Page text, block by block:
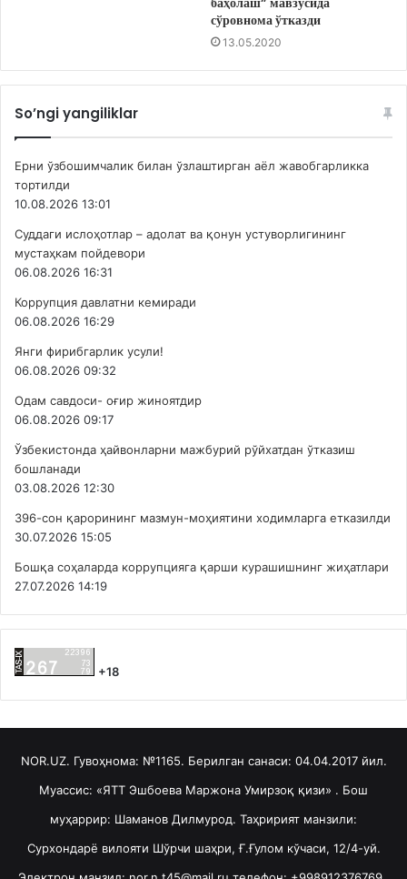
сўровнома ўтказди
13.05.2020
So’ngi yangiliklar
Ерни ўзбошимчалик билан ўзлаштирган аёл жавобгарликка
тортилди
10.08.2026 13:01
Суддаги ислоҳотлар – адолат ва қонун устуворлигининг
мустаҳкам пойдевори
06.08.2026 16:31
Коррупция давлатни кемиради
06.08.2026 16:29
Янги фирибгарлик усули!
06.08.2026 09:32
Одам савдоси- оғир жиноятдир
06.08.2026 09:17
Ўзбекистонда ҳайвонларни мажбурий рўйхатдан ўтказиш
бошланади
03.08.2026 12:30
396-сон қарорининг мазмун-моҳиятини ходимларга етказилди
30.07.2026 15:05
Бошқа соҳаларда коррупцияга қарши курашишнинг жиҳатлари
27.07.2026 14:19
+18
NOR.UZ. Гувоҳнома: №1165. Берилган санаси: 04.04.2017 йил.
Муассис: «ЯТТ Эшбоева Маржона Умирзоқ қизи» . Бош
муҳаррир: Шаманов Дилмурод. Таҳририят манзили:
Сурхондарё вилояти Шўрчи шаҳри, Ғ.Ғулом кўчаси, 12/4-уй.